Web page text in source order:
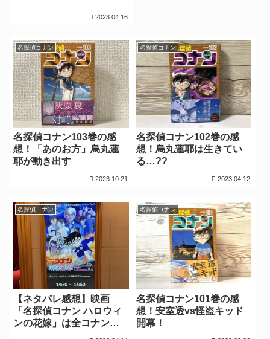
来年公開の映画も判明！
2023.04.16
名探偵コナン
名探偵コナン103巻の感
想！「あのお方」烏丸蓮
耶が動き出す
2023.10.21
名探偵コナン
名探偵コナン102巻の感
想！烏丸蓮耶は生きてい
る…??
2023.04.12
名探偵コナン
【ネタバレ感想】映画
「名探偵コナン ハロウィ
ンの花嫁」は全コナンフ
名探偵コナン
名探偵コナン101巻の感
想！安室透vs怪盗キッド
開幕！